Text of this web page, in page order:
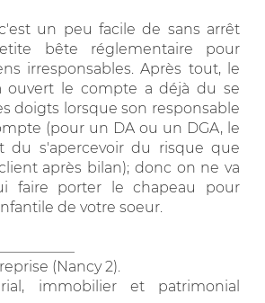
un peu facile de sans arrêt
bête réglementaire pour
irresponsables. Après tout, le
ouvert le compte a déjà du se
doigts lorsque son responsable
(pour un DA ou un DGA, le
du s'apercevoir du risque que
après bilan); donc on ne va
faire porter le chapeau pour
de votre soeur.
(Nancy 2).
immobilier et patrimonial